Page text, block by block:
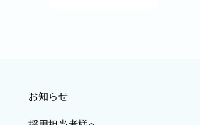
お知らせ